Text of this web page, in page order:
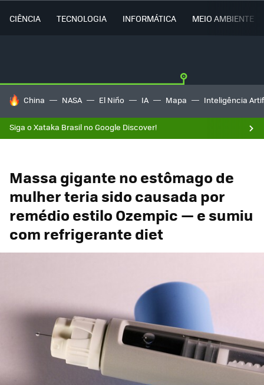
CIÊNCIA TECNOLOGIA INFORMÁTICA MEIO AMBIENTE
TENDÊNCIAS DO DIA
China NASA El Niño IA Mapa Inteligência
Siga o Xataka Brasil no Google Discover!
Massa gigante no estômago de
mulher teria sido causada por
remédio estilo Ozempic — e sumiu
com refrigerante diet